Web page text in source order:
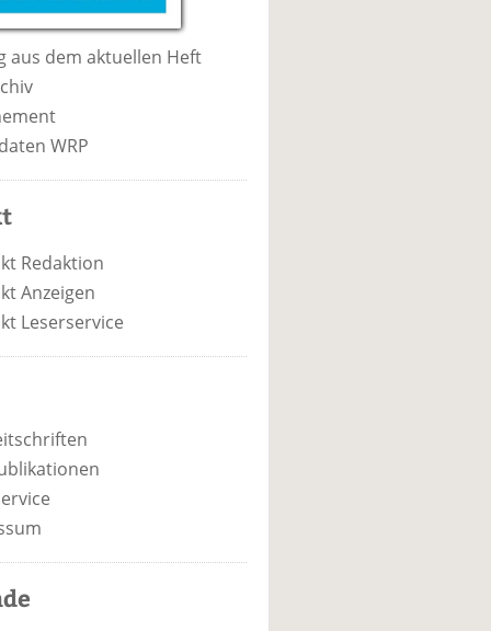
aus dem aktuellen Heft
WRP
Redaktion
Anzeigen
Leserservice